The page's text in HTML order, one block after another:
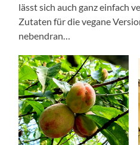
lässt sich auch ganz einfach
Zutaten für die vegane
nebendran…